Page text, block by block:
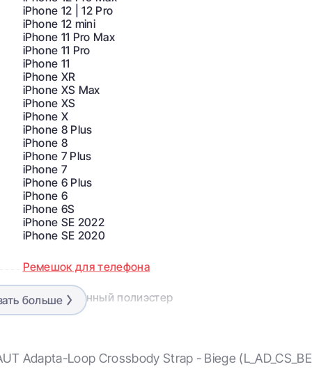
сборник
проблем! Независимо от того, используете ли вы
iPhone 12 | 12 Pro
iPhone 12 mini
iPhone 11 Pro Max
iPhone 11 Pro
iPhone 11
iPhone XR
iPhone XS Max
iPhone XS
iPhone X
iPhone 8 Plus
iPhone 8
iPhone 7 Plus
iPhone 7
iPhone 6 Plus
iPhone 6
iPhone 6S
iPhone SE 2022
iPhone SE 2020
Ремешок для телефона
Переработанный полиэстер
Через плечо/на шее
больше
Adapta-Loop Crossbody Strap - Biege